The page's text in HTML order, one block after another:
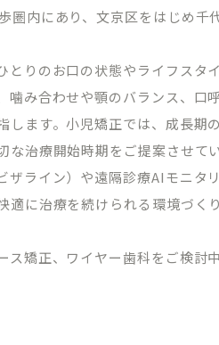
圏内にあり、文京区をはじめ千
とりのお口の状態やライフスタ
み合わせや顎のバランス、口
ます。小児矯正では、成長期
治療開始時期をご提案させて
ザライン）や遠隔診療AIモニタ
に治療を続けられる環境づく
矯正、ワイヤー歯科をご検討
シー
ワイヤーによる
小児矯正（子ど
［土日］9:00～17:30
隔週日曜
相談予約のみとなります。